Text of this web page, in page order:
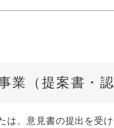
業（提案書・認
、意見書の提出を受